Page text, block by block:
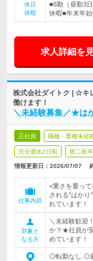
休日
休暇
■6勤（昼勤3
休暇■年末年
求人詳細を
株式会社ダイトク | ☆キ
働けます！
＼未経験募集／★は
正社員 職種・業種未経
完全週休2日制 第二新
情報更新日：2026/07/07
仕事内容
<重さを量っ
される”はか
れています！
対象と
なる方
＼未経験歓迎
か？★社員が
めています！
◎転勤なし ◎